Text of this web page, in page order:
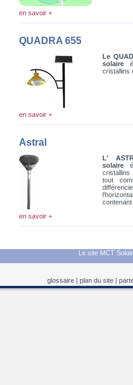
en savoir +
QUADRA 655
Le
solaire
cristallins
en savoir +
Astral
L'
solaire
tout
en savoir +
Le site MCT
glossaire| plan du site|